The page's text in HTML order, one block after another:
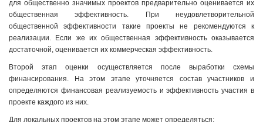
для общественно значимых проектов предварительно оценивается их
общественная эффективность. При неудовлетворительной
общественной эффективности такие проекты не рекомендуются к
реализации. Если же их общественная эффективность оказывается
достаточной, оценивается их коммерческая эффективность.
Второй этап оценки осуществляется после выработки схемы
финансирования. На этом этапе уточняется состав участников и
определяются финансовая реализуемость и эффективность участия в
проекте каждого из них.
Для локальных проектов на этом этапе может определяться: